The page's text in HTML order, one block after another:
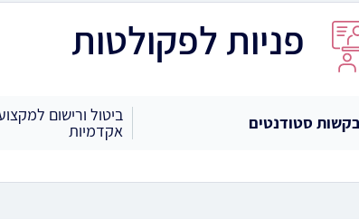
פניות לפקולטות
סטודנטים ביטול ורישום
אקדמיות